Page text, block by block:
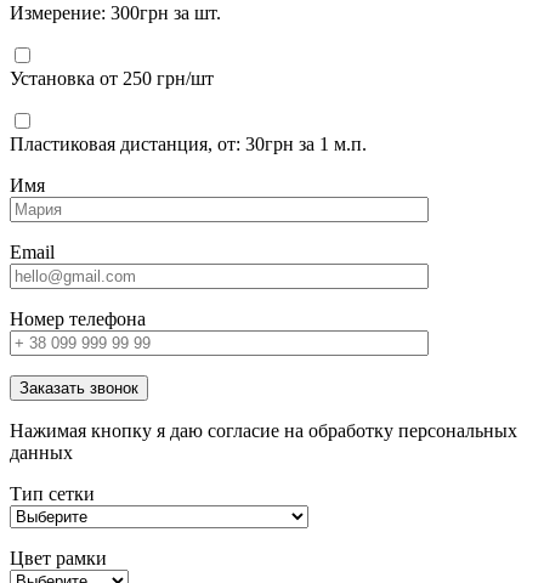
Измерение: 300грн за шт.
Установка от 250 грн/шт
Пластиковая дистанция, от: 30грн за 1 м.п.
Имя
Email
Номер телефона
Заказать звонок
Нажимая кнопку я даю согласие на обработку персональных
данных
Тип сетки
Цвет рамки